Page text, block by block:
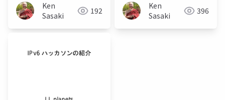
Ken
Sasaki
192
Ken
Sasaki
396